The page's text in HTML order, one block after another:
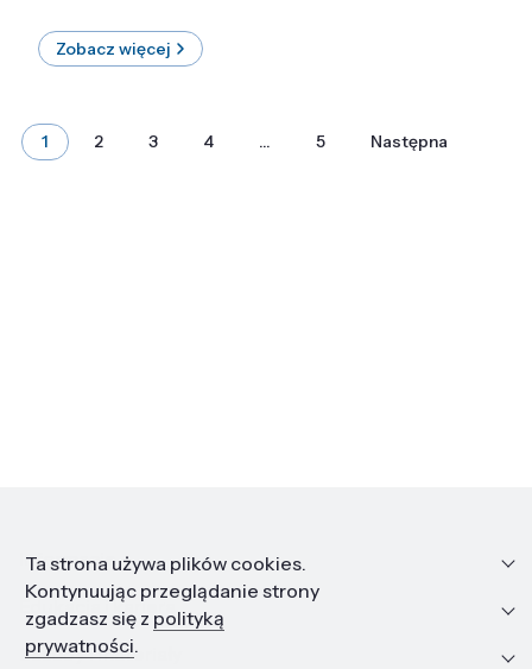
Zobacz więcej
1 2 3 4 … 5 Następna
Informacje
Edukacja i kariera
Zasoby i materiały
Ta strona używa plików cookies.
Kontynuując przeglądanie strony
zgadzasz się z polityką
prywatności.